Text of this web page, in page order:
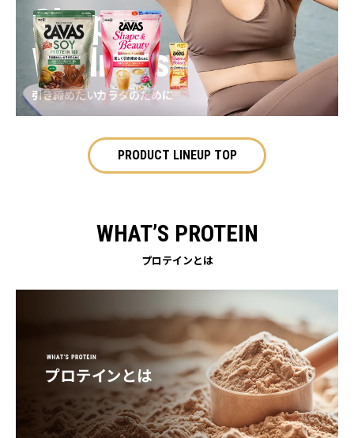
Shape&
Wellness
引き締めたいカラダのために
PRODUCT LINEUP TOP
WHAT’S PROTEIN
プロテインとは